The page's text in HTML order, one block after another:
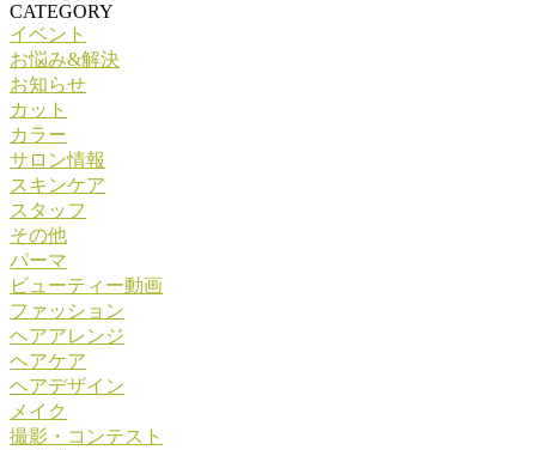
CATEGORY
イベント
お悩み&解決
お知らせ
カット
カラー
サロン情報
スキンケア
スタッフ
その他
パーマ
ビューティー動画
ファッション
ヘアアレンジ
ヘアケア
ヘアデザイン
メイク
撮影・コンテスト